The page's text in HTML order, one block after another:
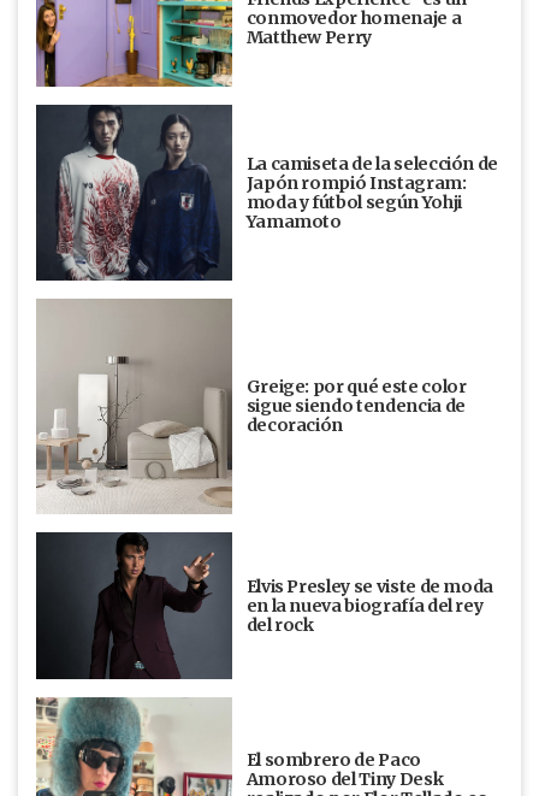
conmovedor homenaje a
Matthew Perry
La camiseta de la selección de
Japón rompió Instagram:
moda y fútbol según Yohji
Yamamoto
Greige: por qué este color
sigue siendo tendencia de
decoración
Elvis Presley se viste de moda
en la nueva biografía del rey
del rock
El sombrero de Paco
Amoroso del Tiny Desk